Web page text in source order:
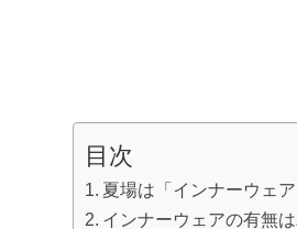
目次
夏場は「インナーウェ
インナーウェアの有無